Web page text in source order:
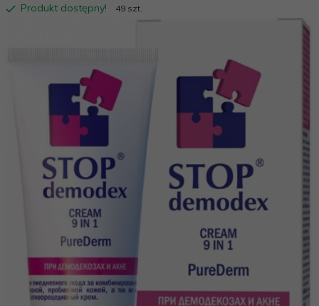
Produkt dostępny!
49 szt.